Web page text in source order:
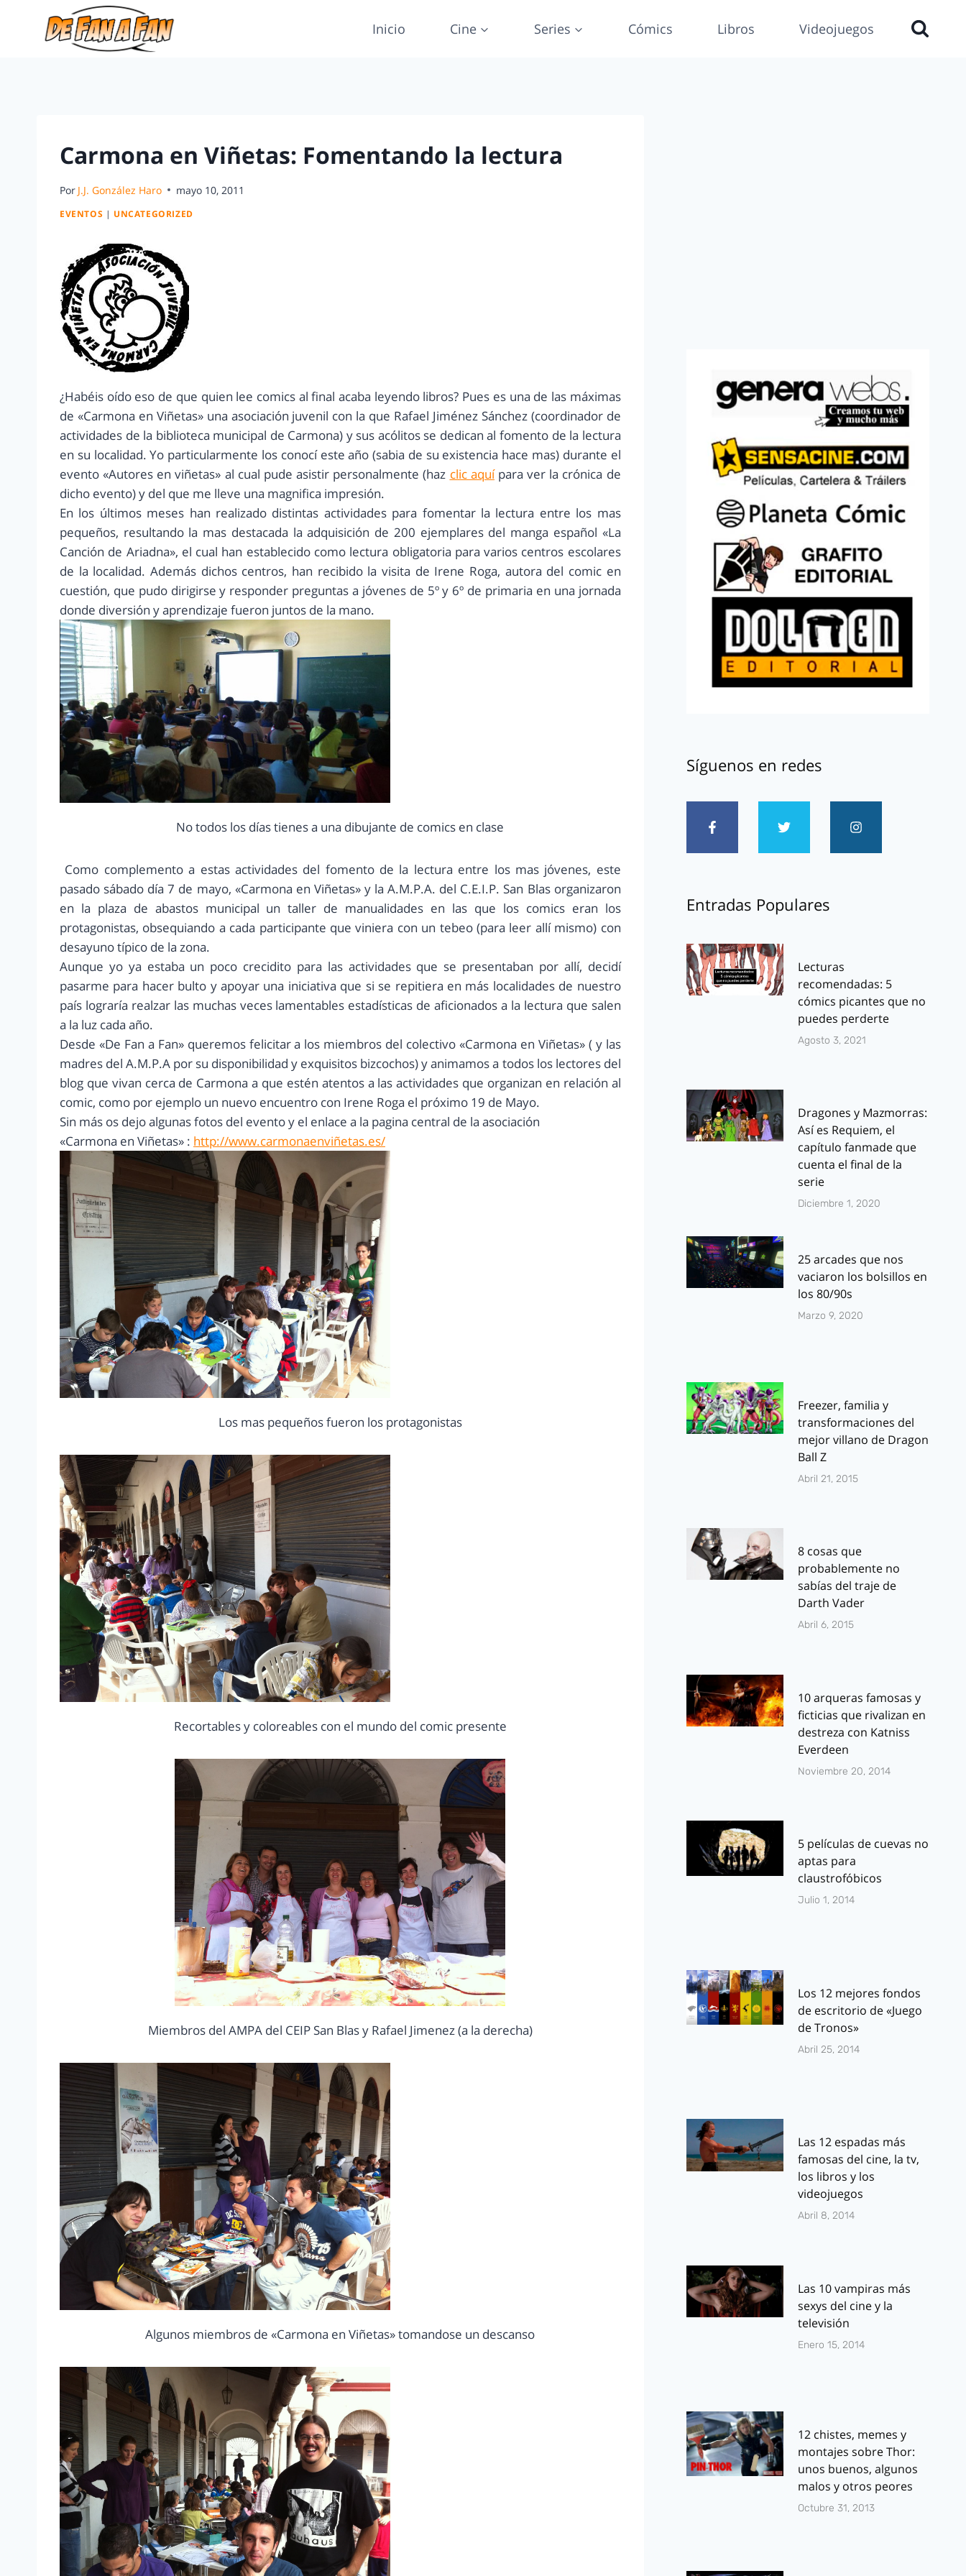
Inicio Cine Series Cómics Libros Videojuegos
Carmona en Viñetas: Fomentando la lectura
Por J.J. González Haro mayo 10, 2011
EVENTOS | UNCATEGORIZED
¿Habéis oído eso de que quien lee comics al final acaba leyendo libros? Pues es una de las máximas
de «Carmona en Viñetas» una asociación juvenil con la que Rafael Jiménez Sánchez (coordinador de
actividades de la biblioteca municipal de Carmona) y sus acólitos se dedican al fomento de la lectura
en su localidad. Yo particularmente los conocí este año (sabia de su existencia hace mas) durante el
evento «Autores en viñetas» al cual pude asistir personalmente (haz clic aquípara ver la crónica de
dicho evento) y del que me lleve una magnifica impresión.
En los últimos meses han realizado distintas actividades para fomentar la lectura entre los mas
pequeños, resultando la mas destacada la adquisición de 200 ejemplares del manga español «La
Canción de Ariadna», el cual han establecido como lectura obligatoria para varios centros escolares
de la localidad. Además dichos centros, han recibido la visita de Irene Roga, autora del comic en
cuestión, que pudo dirigirse y responder preguntas a jóvenes de 5º y 6º de primaria en una jornada
donde diversión y aprendizaje fueron juntos de la mano.
No todos los días tienes a una dibujante de comics en clase
Como complemento a estas actividades del fomento de la lectura entre los mas jóvenes, este
pasado sábado día 7 de mayo, «Carmona en Viñetas» y la A.M.P.A. del C.E.I.P. San Blas organizaron
en la plaza de abastos municipal un taller de manualidades en las que los comics eran los
protagonistas, obsequiando a cada participante que viniera con un tebeo (para leer allí mismo) con
desayuno típico de la zona.
Aunque yo ya estaba un poco crecidito para las actividades que se presentaban por allí, decidí
pasarme para hacer bulto y apoyar una iniciativa que si se repitiera en más localidades de nuestro
país lograría realzar las muchas veces lamentables estadísticas de aficionados a la lectura que salen
a la luz cada año.
Desde «De Fan a Fan» queremos felicitar a los miembros del colectivo «Carmona en Viñetas» ( y las
madres del A.M.P.A por su disponibilidad y exquisitos bizcochos) y animamos a todos los lectores del
blog que vivan cerca de Carmona a que estén atentos a las actividades que organizan en relación al
comic, como por ejemplo un nuevo encuentro con Irene Roga el próximo 19 de Mayo.
Sin más os dejo algunas fotos del evento y el enlace a la pagina central de la asociación
«Carmona en Viñetas» : http://www.carmonaenviñetas.es/
Los mas pequeños fueron los protagonistas
Recortables y coloreables con el mundo del comic presente
Miembros del AMPA del CEIP San Blas y Rafael Jimenez (a la derecha)
Algunos miembros de «Carmona en Viñetas» tomandose un descanso
Síguenos en redes
Entradas Populares
Lecturas
recomendadas: 5
cómics picantes que no
puedes perderte
Agosto 3, 2021
Dragones y Mazmorras:
Así es Requiem, el
capítulo fanmade que
cuenta el final de la
serie
Diciembre 1, 2020
25 arcades que nos
vaciaron los bolsillos en
los 80/90s
Marzo 9, 2020
Freezer, familia y
transformaciones del
mejor villano de Dragon
Ball Z
Abril 21, 2015
8 cosas que
probablemente no
sabías del traje de
Darth Vader
Abril 6, 2015
10 arqueras famosas y
ficticias que rivalizan en
destreza con Katniss
Everdeen
Noviembre 20, 2014
5 películas de cuevas no
aptas para
claustrofóbicos
Julio 1, 2014
Los 12 mejores fondos
de escritorio de «Juego
de Tronos»
Abril 25, 2014
Las 12 espadas más
famosas del cine, la tv,
los libros y los
videojuegos
Abril 8, 2014
Las 10 vampiras más
sexys del cine y la
televisión
Enero 15, 2014
12 chistes, memes y
montajes sobre Thor:
unos buenos, algunos
malos y otros peores
Octubre 31, 2013